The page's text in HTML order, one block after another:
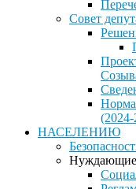
Совет
НАСЕЛЕНИЮ